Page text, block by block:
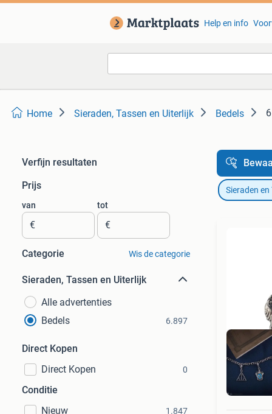
Help en info
Home Sieraden, Tassen en Uiterlijk Bedels
Verfijn resultaten
Prijs
van
€
tot
€
Categorie Wis de categorie
Sieraden, Tassen en Uiterlijk
Alle advertenties
Bedels
6.897
Direct Kopen
Direct Kopen
0
Conditie
Nieuw
1.847
Sieraden en